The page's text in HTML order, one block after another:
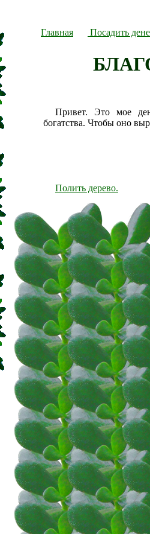
Главная Посадить
Привет. Это мое
богатства. Чтобы оно
Полить дерево.